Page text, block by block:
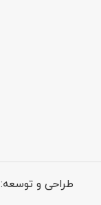
طراحی و توسعه: